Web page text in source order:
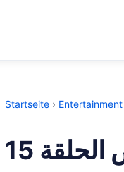
Startseite › Entertainment
15